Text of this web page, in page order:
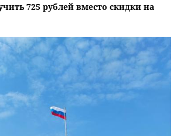
725 рублей вместо скидки на